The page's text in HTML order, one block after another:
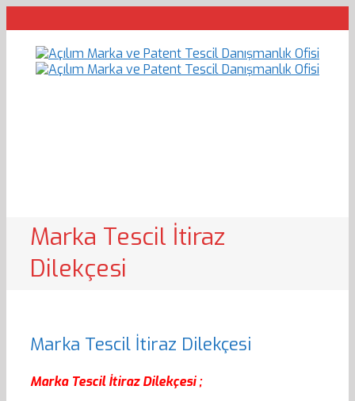
Marka Tescil İtiraz
Dilekçesi
Marka Tescil İtiraz Dilekçesi
Marka Tescil İtiraz Dilekçesi ;